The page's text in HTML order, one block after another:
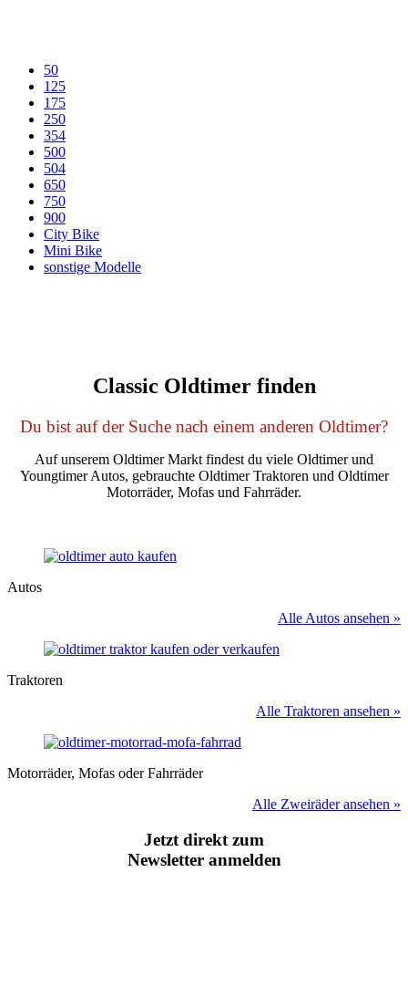
50
125
175
250
354
500
504
650
750
900
City Bike
Mini Bike
sonstige Modelle
Classic Oldtimer finden
Du bist auf der Suche nach einem anderen Oldtimer?
Auf unserem Oldtimer Markt findest du viele Oldtimer und
Youngtimer Autos, gebrauchte Oldtimer Traktoren und Oldtimer
Motorräder, Mofas und Fahrräder.
Autos
Alle Autos ansehen »
Traktoren
Alle Traktoren ansehen »
Motorräder, Mofas oder Fahrräder
Alle Zweiräder ansehen »
Jetzt direkt zum
Newsletter anmelden